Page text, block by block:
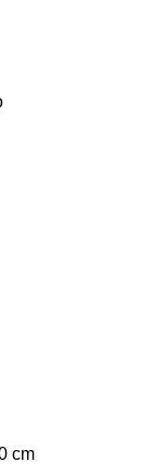
cm